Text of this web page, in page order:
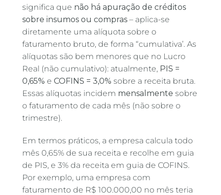
significa que não há apuração de créditos
sobre insumos ou compras – aplica-se
diretamente uma alíquota sobre o
faturamento bruto, de forma “cumulativa’. As
alíquotas são bem menores que no Lucro
Real (não cumulativo): atualmente, PIS =
0,65% e COFINS = 3,0% sobre a receita bruta.
Essas alíquotas incidem mensalmente sobre
o faturamento de cada mês (não sobre o
trimestre).
Em termos práticos, a empresa calcula todo
mês 0,65% de sua receita e recolhe em guia
de PIS, e 3% da receita em guia de COFINS.
Por exemplo, uma empresa com
faturamento de R$ 100.000,00 no mês teria